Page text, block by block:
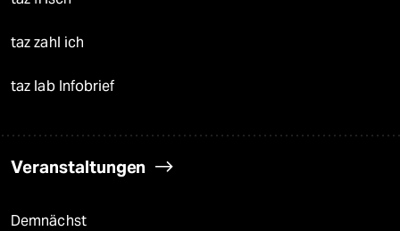
taz zahl ich
taz lab Infobrief
Veranstaltungen
Demnächst